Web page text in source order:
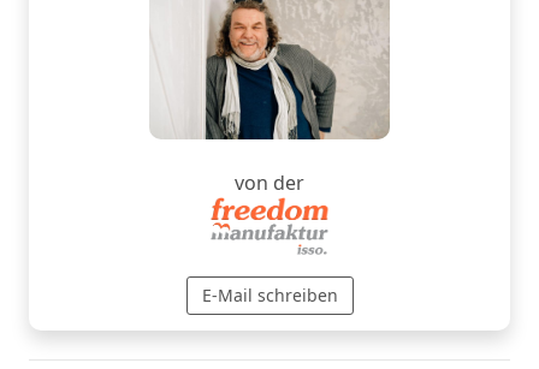
von der
E-Mail schreiben